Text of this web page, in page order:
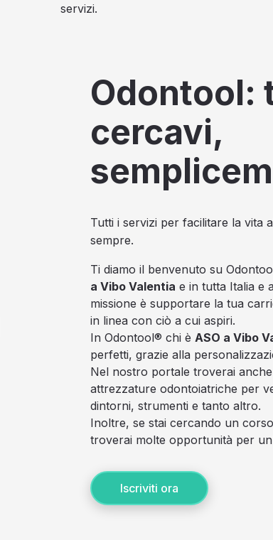
servizi.
Odontool:
cercavi,
Tutti i servizi per facilitare la vita
sempre.
Ti diamo il benvenuto su
a Vibo Valentia e in tutta Italia e
missione è supportare la tua
in linea con ciò a cui aspiri.
In Odontool® chi è ASO a Vibo
perfetti, grazie alla
Nel nostro portale troverai
attrezzature odontoiatriche per
dintorni, strumenti e tanto altro.
Inoltre, se stai cercando un
troverai molte opportunità per
Iscriviti ora